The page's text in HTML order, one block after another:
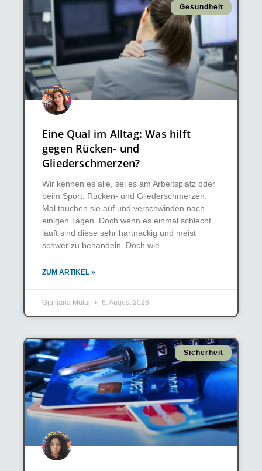
Gesundheit
Eine Qual im Alltag: Was hilft
gegen Rücken- und
Gliederschmerzen?
Wir kennen es alle, sei es am Arbeitsplatz oder
beim Sport: Rücken- und Gliederschmerzen.
Mal tauchen sie auf und verschwinden nach
einigen Tagen. Doch wenn es einmal schlecht
läuft sind diese sehr hartnäckig und meist
schwer zu behandeln. Doch wie
ZUM ARTIKEL »
Gjulijana Mulaj 6. August 2026
Sicherheit